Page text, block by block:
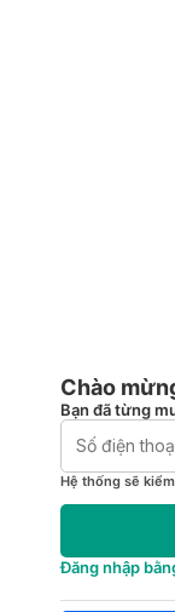
Chào
Bạn đã từng
Hệ thống sẽ
Đăng nhập